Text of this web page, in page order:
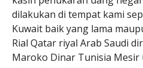
dilakukan di tempat kami
Kuwait baik yang lama
Rial Qatar riyal Arab Saudi
Maroko Dinar Tunisia Mesir